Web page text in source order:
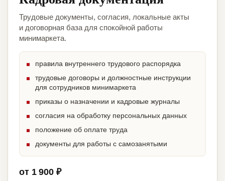
Трудовые документы, согласия, локальные акты
и договорная база для спокойной работы
минимаркета.
правила внутреннего трудового распорядка
трудовые договоры и должностные инструкции
для сотрудников минимаркета
приказы о назначении и кадровые журналы
согласия на обработку персональных данных
положение об оплате труда
документы для работы с самозанятыми
от 1 900 ₽